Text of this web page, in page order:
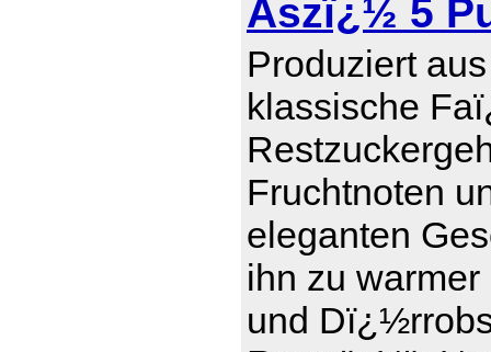
Aszï¿½ 5
Produziert
klassische
Fruchtnoten
eleganten
ihn zu
und